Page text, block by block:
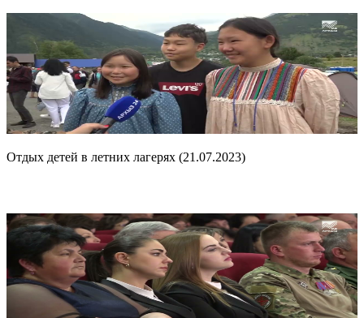
Отдых детей в летних лагерях (21.07.2023)